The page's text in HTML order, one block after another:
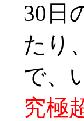
30日
たり
で、
究極